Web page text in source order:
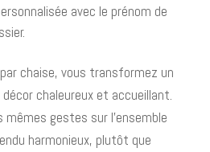
avec le prénom de
chaise, vous transformez un
chaleureux et accueillant.
gestes sur l’ensemble
harmonieux, plutôt que